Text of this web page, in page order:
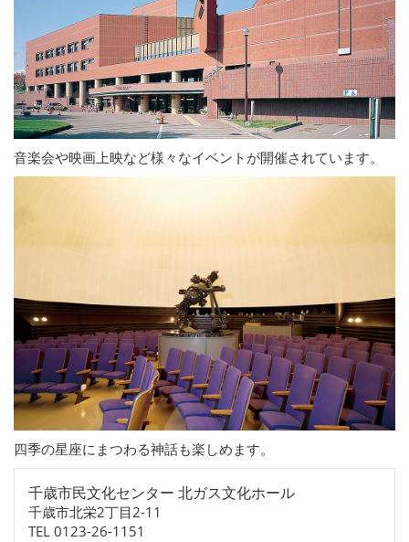
音楽会や映画上映など様々なイベントが開催されています。
四季の星座にまつわる神話も楽しめます。
千歳市民文化センター 北ガス文化ホール
千歳市北栄2丁目2-11
TEL 0123-26-1151